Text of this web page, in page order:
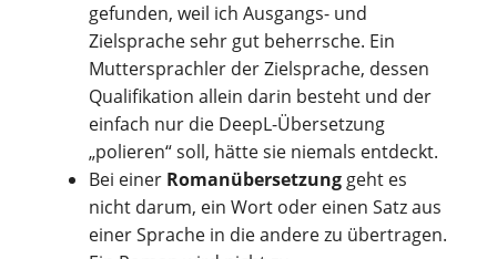
gefunden, weil ich Ausgangs- und
Zielsprache sehr gut beherrsche. Ein
Muttersprachler der Zielsprache, dessen
Qualifikation allein darin besteht und der
einfach nur die DeepL-Übersetzung
„polieren“ soll, hätte sie niemals entdeckt.
Bei einer Romanübersetzung geht es
nicht darum, ein Wort oder einen Satz aus
einer Sprache in die andere zu übertragen.